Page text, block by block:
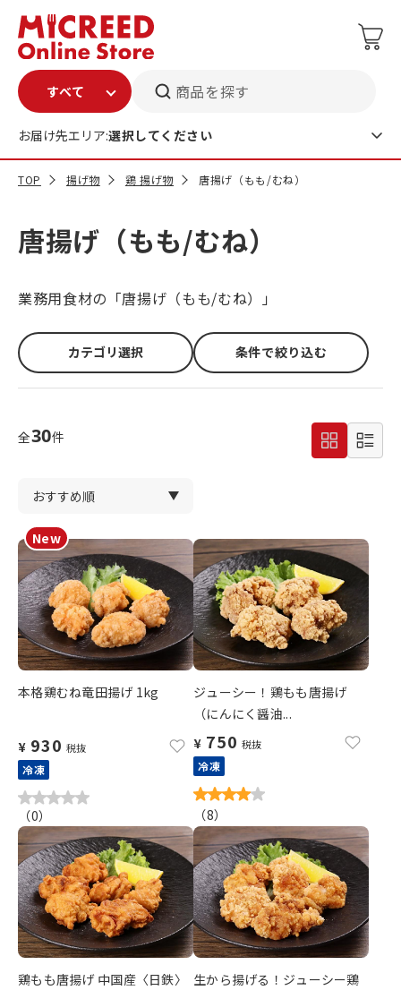
商品を探す
お届け先エリア:選択してください
TOP 揚げ物 鶏 揚げ物 唐揚げ（もも/むね）
唐揚げ（もも/むね）
業務用食材の「唐揚げ（もも/むね）」
カテゴリ選択 条件で絞り込む
全30件
本格鶏むね竜田揚げ 1kg
¥ 930 税抜
冷凍
（0）
ジューシー！鶏もも唐揚げ
（にんにく醤油...
¥ 750 税抜
冷凍
（8）
鶏もも唐揚げ 中国産〈日鉄〉
生から揚げる！ジューシー鶏